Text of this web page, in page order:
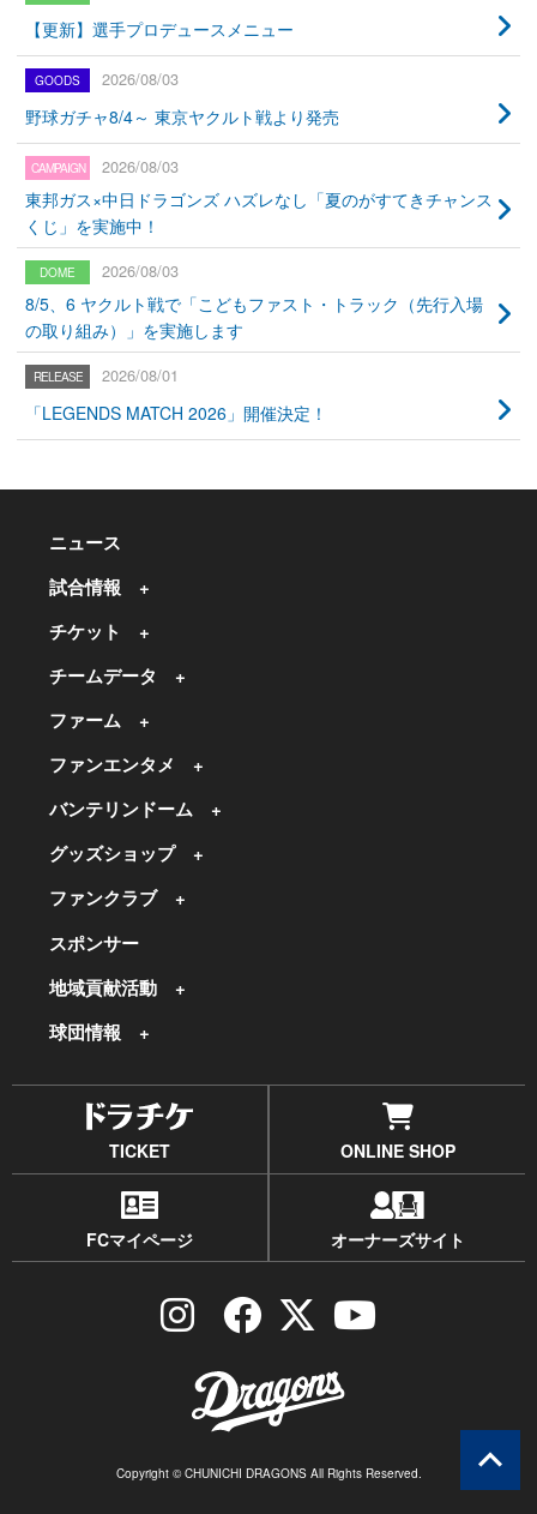
【更新】選手プロデュースメニュー
2026/08/03
野球ガチャ8/4～ 東京ヤクルト戦より発売
2026/08/03
東邦ガス×中日ドラゴンズ ハズレなし「夏のがすてきチャンス
くじ」を実施中！
2026/08/03
8/5、6 ヤクルト戦で「こどもファスト・トラック（先行入場
の取り組み）」を実施します
2026/08/01
「LEGENDS MATCH 2026」開催決定！
ニュース
試合情報
チケット
チームデータ
ファーム
ファンエンタメ
バンテリンドーム
グッズショップ
ファンクラブ
スポンサー
地域貢献活動
球団情報
TICKET ONLINE SHOP
FCマイページ オーナーズサイト
Copyright © CHUNICHI DRAGONS All Rights Reserved.